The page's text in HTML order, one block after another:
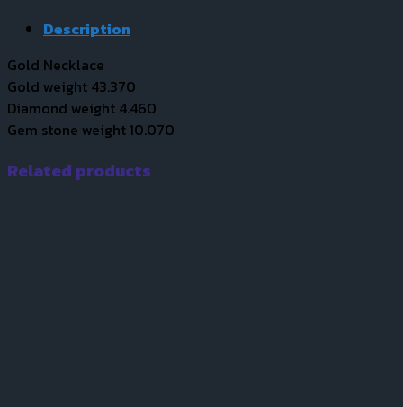
Description
Gold Necklace
Gold weight 43.370
Diamond weight 4.460
Gem stone weight 10.070
Related products